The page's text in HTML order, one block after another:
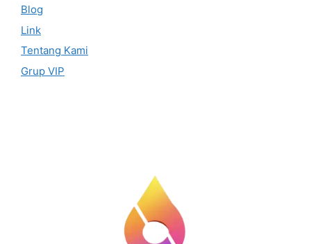
Blog
Link
Tentang Kami
Grup VIP